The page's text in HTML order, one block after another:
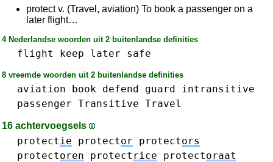
protect v. (Travel, aviation) To book a passenger on a
later flight…
4 Nederlandse woorden uit 2 buitenlandse definities
flight keep later safe
8 vreemde woorden uit 2 buitenlandse definities
aviation book defend guard
intransitive
passenger Transitive Travel
16 achtervoegsels
protectie protector protectors
protectoren protect rice protectoraat